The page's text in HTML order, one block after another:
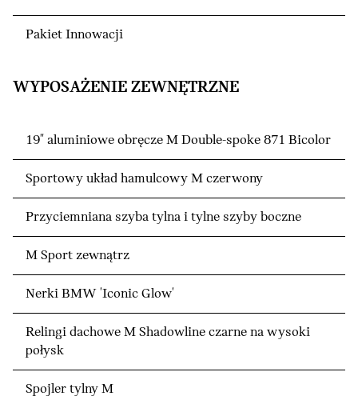
Pakiet Innowacji
WYPOSAŻENIE ZEWNĘTRZNE
19" aluminiowe obręcze M Double-spoke 871 Bicolor
Sportowy układ hamulcowy M czerwony
Przyciemniana szyba tylna i tylne szyby boczne
M Sport zewnątrz
Nerki BMW 'Iconic Glow'
Relingi dachowe M Shadowline czarne na wysoki
połysk
Spojler tylny M